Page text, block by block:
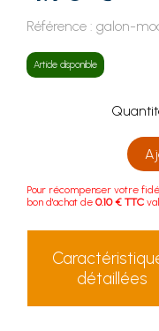
Référence : galon-
Article disponible
Pour récompenser votre
bon d'achat de 0.10 € TTC
détaillées